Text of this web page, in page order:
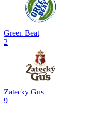
Green Beat
2
Zatecky Gus
9